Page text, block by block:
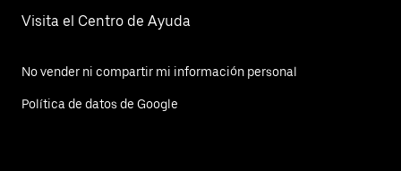
Visita el Centro de Ayuda
No vender ni compartir mi información personal
Política de datos de Google